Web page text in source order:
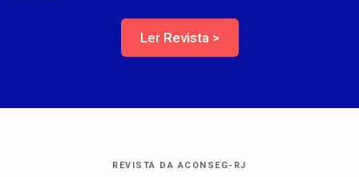
Ler Revista >
REVISTA DA ACONSEG-RJ